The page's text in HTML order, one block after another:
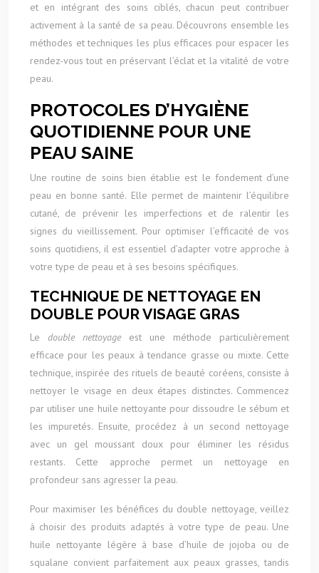
et en intégrant des soins ciblés, chacun peut contribuer
activement à la santé de sa peau. Découvrons ensemble les
méthodes et techniques les plus efficaces pour espacer les
rendez-vous tout en préservant l’éclat et la vitalité de votre
peau.
PROTOCOLES D’HYGIÈNE
QUOTIDIENNE POUR UNE
PEAU SAINE
Une routine de soins bien établie est le fondement d’une
peau en bonne santé. Elle permet de maintenir l’équilibre
cutané, de prévenir les imperfections et de ralentir les
signes du vieillissement. Pour optimiser l’efficacité de vos
soins quotidiens, il est essentiel d’adapter votre approche à
votre type de peau et à ses besoins spécifiques.
TECHNIQUE DE NETTOYAGE EN
DOUBLE POUR VISAGE GRAS
Le double nettoyage est une méthode particulièrement
efficace pour les peaux à tendance grasse ou mixte. Cette
technique, inspirée des rituels de beauté coréens, consiste à
nettoyer le visage en deux étapes distinctes. Commencez
par utiliser une huile nettoyante pour dissoudre le sébum et
les impuretés. Ensuite, procédez à un second nettoyage
avec un gel moussant doux pour éliminer les résidus
restants. Cette approche permet un nettoyage en
profondeur sans agresser la peau.
Pour maximiser les bénéfices du double nettoyage, veillez
à choisir des produits adaptés à votre type de peau. Une
huile nettoyante légère à base d’huile de jojoba ou de
squalane convient parfaitement aux peaux grasses, tandis